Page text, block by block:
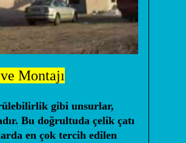
Montajı
gibi unsurlar,
Bu doğrultuda çelik çatı
en çok tercih edilen